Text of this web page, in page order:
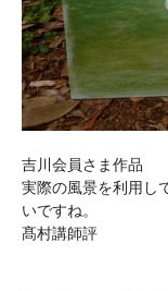
吉川会員さま作品
実際の風景を利用し
いですね。
髙村講師評